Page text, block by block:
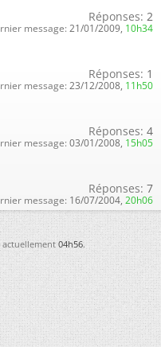
Réponses: 2
message: 21/01/2009, 10h34
Réponses: 1
message: 23/12/2008, 11h50
Réponses: 4
message: 03/01/2008, 15h05
Réponses: 7
message: 16/07/2004, 20h06
actuellement04h56.